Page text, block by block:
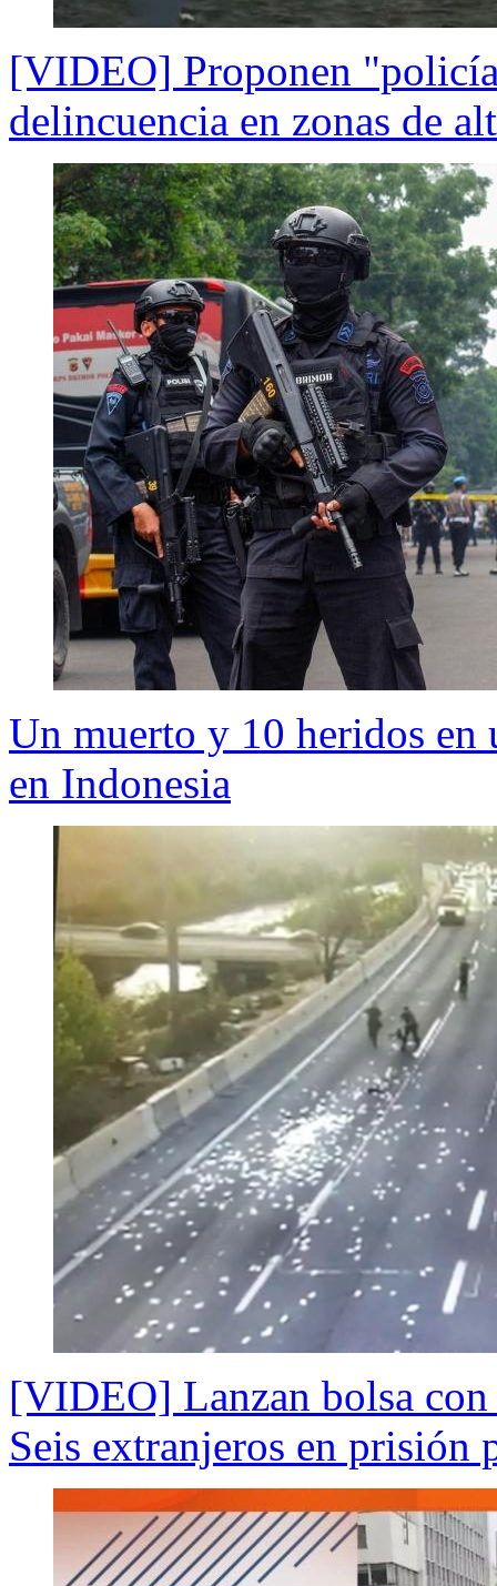
[VIDEO] Proponen
delincuencia en zonas de
Un muerto y 10 heridos en
en Indonesia
[VIDEO] Lanzan bolsa
Seis extranjeros en prisión